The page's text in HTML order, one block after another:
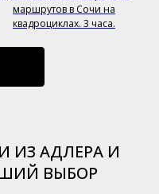
маршрутов в Сочи на
квадроциклах. 3 часа.
ИЗ АДЛЕРА И
ВЫБОР